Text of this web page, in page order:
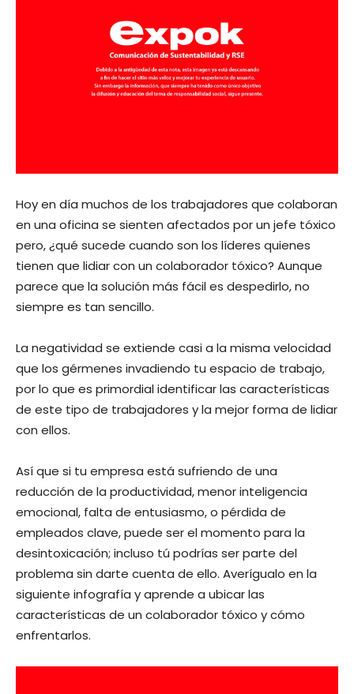
Hoy en día muchos de los trabajadores que colaboran
en una oficina se sienten afectados por un jefe tóxico
pero, ¿qué sucede cuando son los líderes quienes
tienen que lidiar con un colaborador tóxico? Aunque
parece que la solución más fácil es despedirlo, no
siempre es tan sencillo.
La negatividad se extiende casi a la misma velocidad
que los gérmenes invadiendo tu espacio de trabajo,
por lo que es primordial identificar las características
de este tipo de trabajadores y la mejor forma de lidiar
con ellos.
Así que si tu empresa está sufriendo de una
reducción de la productividad, menor inteligencia
emocional, falta de entusiasmo, o pérdida de
empleados clave, puede ser el momento para la
desintoxicación; incluso tú podrías ser parte del
problema sin darte cuenta de ello. Averígualo en la
siguiente infografía y aprende a ubicar las
características de un colaborador tóxico y cómo
enfrentarlos.